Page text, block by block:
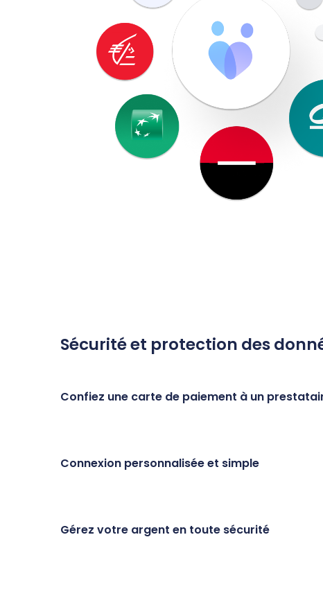
Sécurité et protection des
Confiez une carte de paiement à un
Connexion personnalisée et simple
Gérez votre argent en toute sécurité